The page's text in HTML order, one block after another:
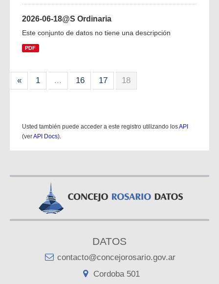
2026-06-18@S Ordinaria
Este conjunto de datos no tiene una descripción
PDF
« 1 ... 16 17 18
Usted también puede acceder a este registro utilizando losAPI
(verAPI Docs).
DATOS
contacto@concejorosario.gov.ar
Cordoba 501